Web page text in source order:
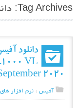
Tag Archives: دانلود فعال ساز افیس 2016
VL
2020
آفیس ،نرم افزار